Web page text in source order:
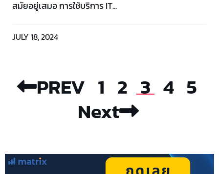
สมัยอยู่เสมอ การใช้บริการ IT...
JULY 18, 2024
PREV 1 2 3 4 5
Next